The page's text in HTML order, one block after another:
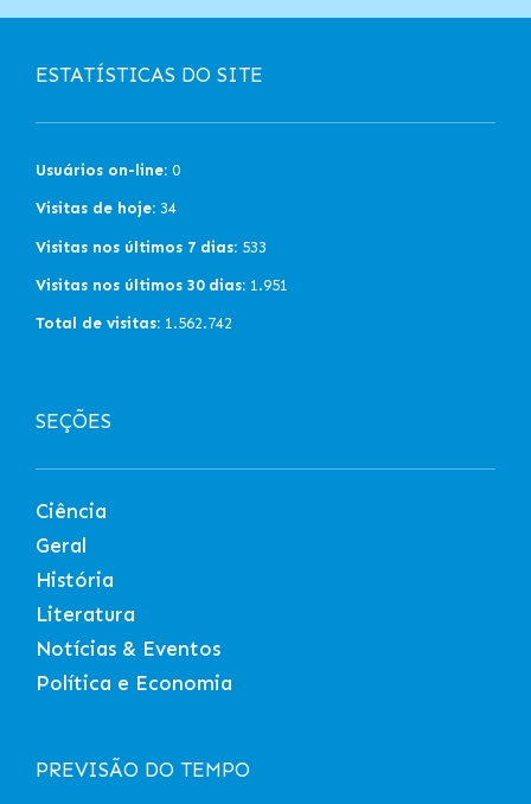
ESTATÍSTICAS DO SITE
Usuários on-line: 0
Visitas de hoje: 34
Visitas nos últimos 7 dias: 533
Visitas nos últimos 30 dias: 1.951
Total de visitas: 1.562.742
SEÇÕES
Ciência
Geral
História
Literatura
Notícias & Eventos
Política e Economia
PREVISÃO DO TEMPO